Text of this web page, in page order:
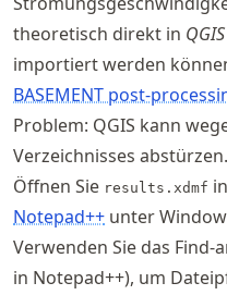
theoretisch direkt in QGIS
importiert werden
BASEMENT post-
Problem: QGIS kann
Verzeichnisses
Öffnen Sie results.xdmf
Notepad++ unter
Verwenden Sie das Find-
in Notepad++), um